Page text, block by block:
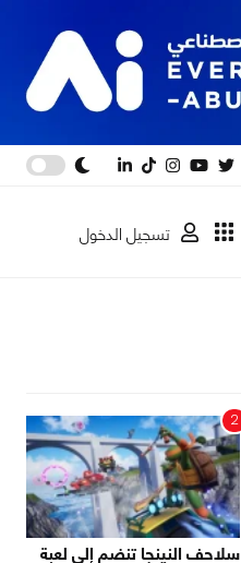
تسجيل الدخول
2
سلاحف النينجا تنضم إلى لعبة